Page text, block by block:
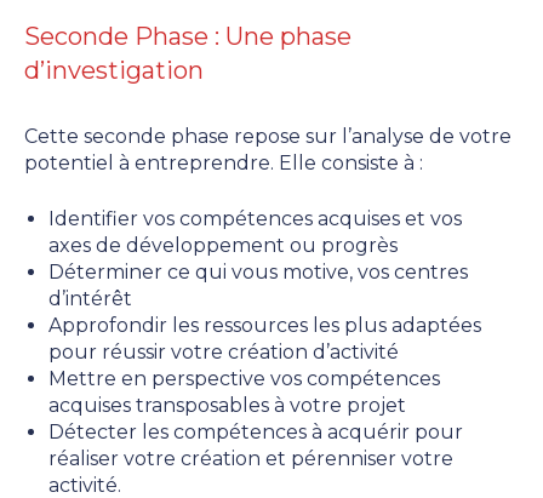
Seconde Phase : Une phase
d’investigation
Cette seconde phase repose sur l’analyse de votre
potentiel à entreprendre. Elle consiste à :
Identifier vos compétences acquises et vos
axes de développement ou progrès
Déterminer ce qui vous motive, vos centres
d’intérêt
Approfondir les ressources les plus adaptées
pour réussir votre création d’activité
Mettre en perspective vos compétences
acquises transposables à votre projet
Détecter les compétences à acquérir pour
réaliser votre création et pérenniser votre
activité.